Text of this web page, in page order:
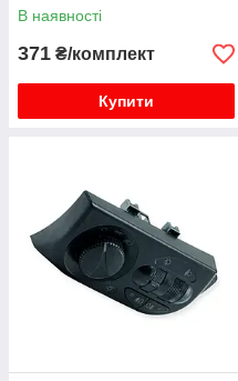
В наявності
371 ₴/комплект
Купити